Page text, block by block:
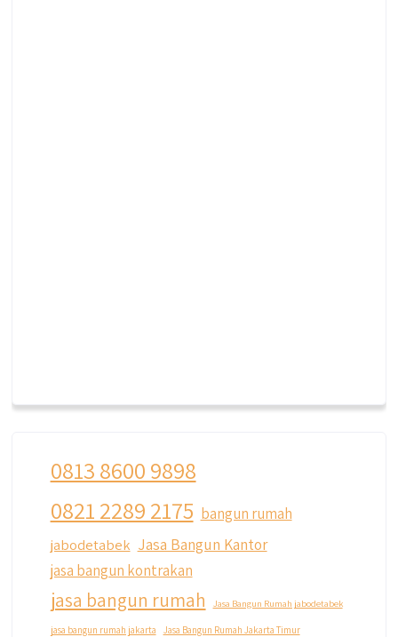
0813 8600 9898
0821 2289 2175 bangun rumah
jabodetabek Jasa Bangun Kantor
jasa bangun kontrakan
jasa bangun rumah Jasa Bangun Rumah jabodetabek
jasa bangun rumah jakarta Jasa Bangun Rumah Jakarta Timur